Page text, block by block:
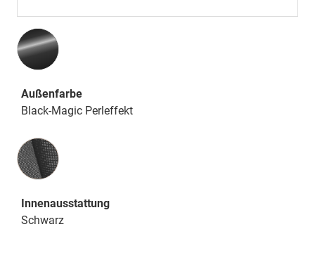
Außenfarbe
Black-Magic Perleffekt
Innenausstattung
Innenausstattung
Schwarz